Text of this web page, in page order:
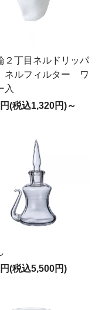
２丁目ネルドリッパ
ルフィルター ワ
入
(税込1,320円)～
(税込5,500円)